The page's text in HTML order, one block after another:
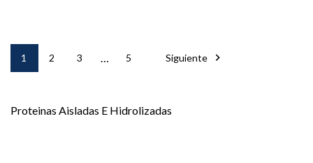
1 2 3 … 5 Siguiente 
Proteinas Aisladas E Hidrolizadas